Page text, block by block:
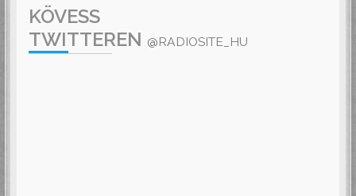
KÖVESS
TWITTEREN @RADIOSITE_HU